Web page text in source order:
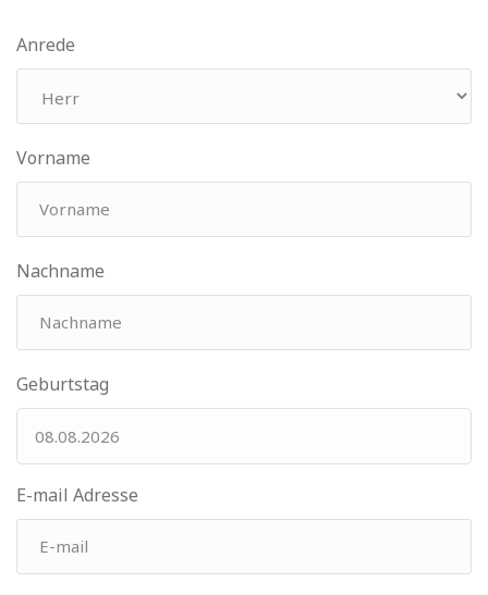
Anrede
Vorname
Nachname
Geburtstag
E-mail Adresse